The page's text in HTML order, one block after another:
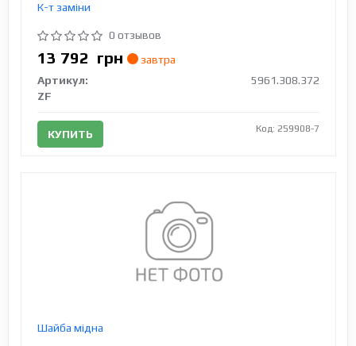
К-т заміни
0 отзывов
13 792 грн
завтра
Артикул:
5961.308.372
ZF
КУПИТЬ Код: 259908-7
Шайба мідна